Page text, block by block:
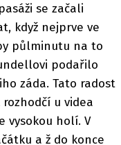
se začali
když nejprve ve
půlminutu na to
podařilo
záda. Tato radost
u videa
vysokou holí. V
a ž do konce